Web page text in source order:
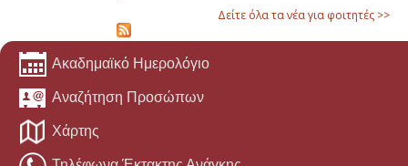
Δείτε όλα τα νέα για φοιτητές >>
Ακαδημαϊκό Ημερολόγιο
Αναζήτηση Προσώπων
Χάρτης